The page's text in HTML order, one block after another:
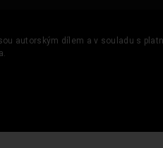
autorským dílem a v souladu s